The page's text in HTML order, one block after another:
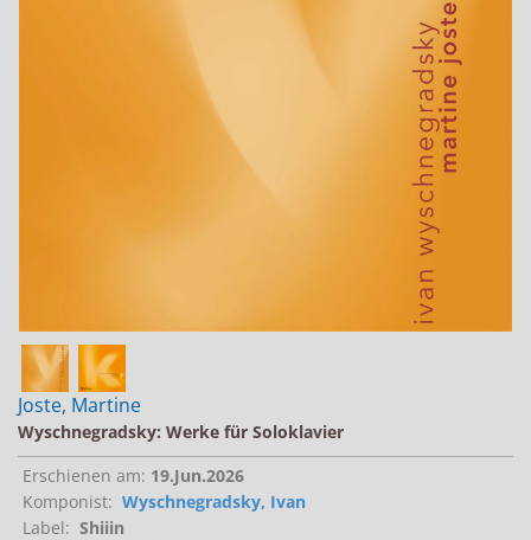
Joste, Martine
Wyschnegradsky: Werke für Soloklavier
Erschienen am: 19.Jun.2026
Komponist: Wyschnegradsky, Ivan
Label: Shiiin